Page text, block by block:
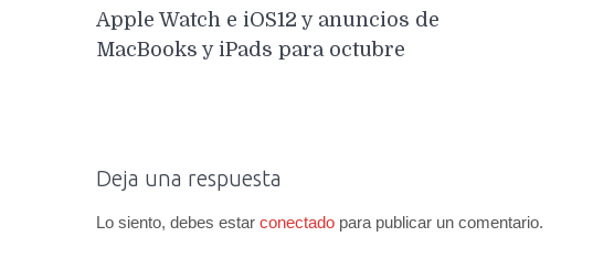
de
entradas
Apple Watch e iOS12 y anuncios de
MacBooks y iPads para octubre
Deja una respuesta
Lo siento, debes estar conectado para publicar un comentario.